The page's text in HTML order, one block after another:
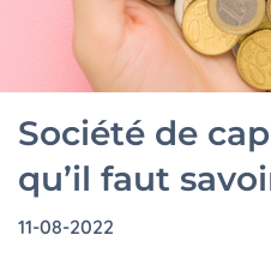
Société de
qu’il faut
11-08-2022